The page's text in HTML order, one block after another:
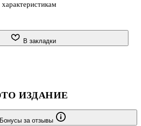
через тяжелейшие испытания для того,
очищения, духовного перерождения. Тем
В закладки
ИЗДАНИЕ
Бонусы за отзывы